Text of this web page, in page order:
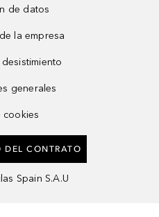
de datos
la empresa
generales
cookies
DEL CONTRATO
Spain S.A.U